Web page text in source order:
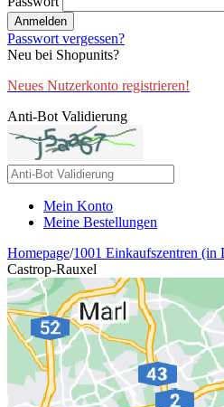
Anmelden
Passwort vergessen?
Neu bei Shopunits?
Neues Nutzerkonto registrieren!
Anti-Bot Validierung
Mein Konto
Meine Bestellungen
Homepage/1001 Einkaufszentren (in
Castrop-Rauxel